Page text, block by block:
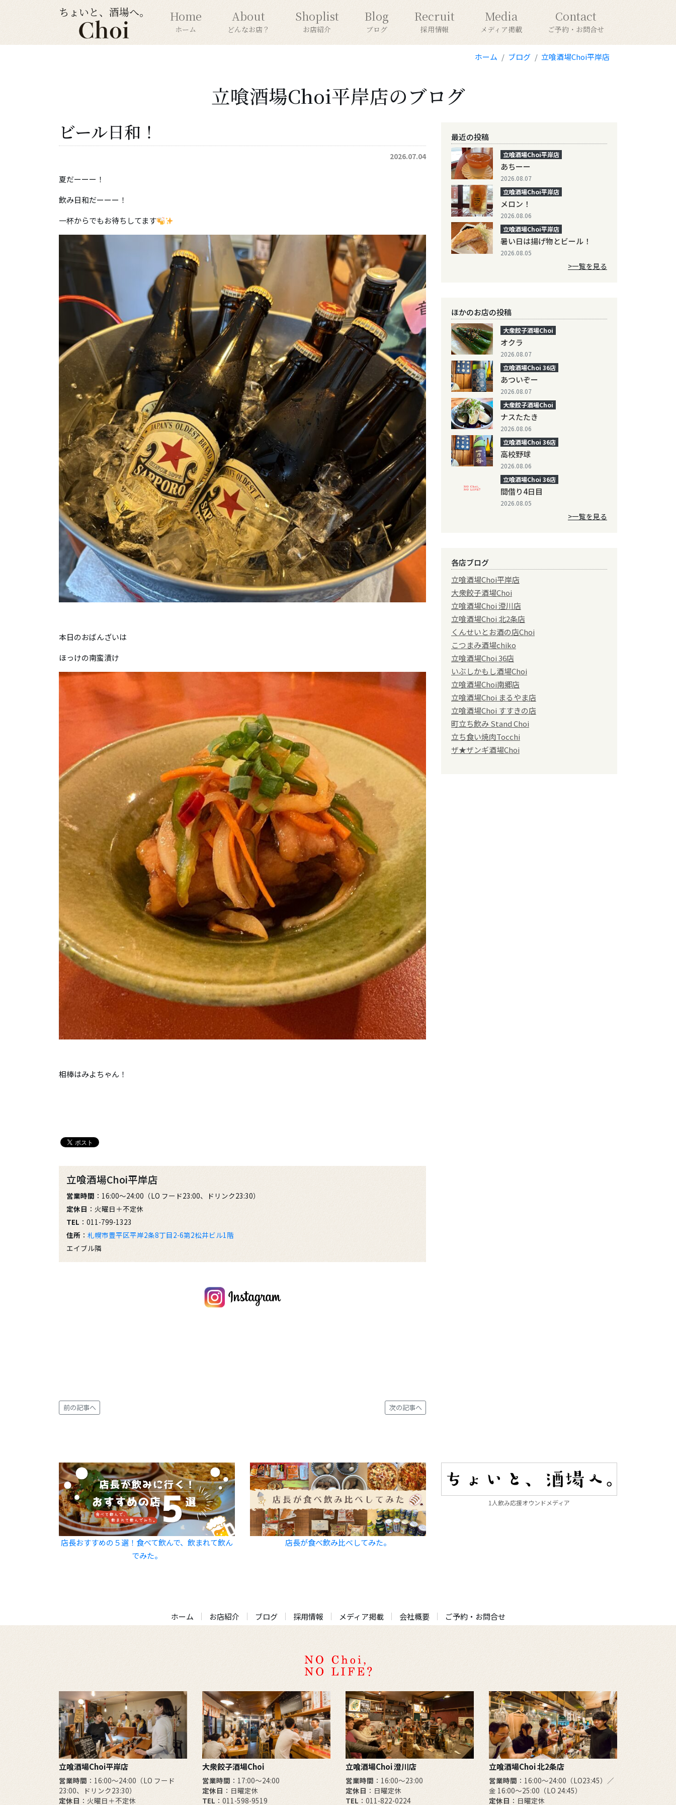
ちょいと、酒場へ。 Home
ホーム
About
どんなお店？
Shoplist
お店紹介
Blog
ブログ
Recruit
採用情報
Media
メディア掲載
Contact
ご予約・お問合せ
ホーム ブログ 立喰酒場Choi平岸店
立喰酒場Choi平岸店のブログ
ビール日和！
2026.07.04
夏だーーー！
飲み日和だーーー！
一杯からでもお待ちしてます
本日のおばんざいは
ほっけの南蛮漬け
相棒はみよちゃん！
立喰酒場Choi平岸店
営業時間 ：16:00～24:00（LO フード23:00、ドリンク23:30）
定休日 ：火曜日＋不定休
TEL ：011-799-1323
住所 ： 札幌市豊平区平岸2条8丁目2-6第2松井ビル1階
エイブル隣
前の記事へ 次の記事へ
最近の投稿
立喰酒場Choi平岸店
あちーー
2026.08.07
立喰酒場Choi平岸店
メロン！
2026.08.06
立喰酒場Choi平岸店
暑い日は揚げ物とビール！
2026.08.05
>一覧を見る
ほかのお店の投稿
大衆餃子酒場Choi
オクラ
2026.08.07
立喰酒場Choi 36店
あついぞー
2026.08.07
大衆餃子酒場Choi
ナスたたき
2026.08.06
立喰酒場Choi 36店
高校野球
2026.08.06
立喰酒場Choi 36店
間借り4日目
2026.08.05
>一覧を見る
各店ブログ
立喰酒場Choi平岸店
大衆餃子酒場Choi
立喰酒場Choi 澄川店
立喰酒場Choi 北2条店
くんせいとお酒の店Choi
こつまみ酒場chiko
立喰酒場Choi 36店
いぶしかもし酒場Choi
立喰酒場Choi南郷店
立喰酒場Choi まるやま店
立喰酒場Choi すすきの店
町立ち飲み Stand Choi
立ち食い焼肉Tocchi
ザ★ザンギ酒場Choi
店長おすすめの５選！食べて飲んで、飲まれて飲ん
でみた。
店長が食べ飲み比べしてみた。
1人飲み応援オウンドメディア
ホーム お店紹介 ブログ 採用情報 メディア掲載 会社概要 ご予約・お問合せ
立喰酒場Choi平岸店
営業時間 ：16:00～24:00（LO フード
23:00、ドリンク23:30）
定休日 ：火曜日＋不定休
大衆餃子酒場Choi
営業時間 ：17:00～24:00
定休日 ：日曜定休
TEL ：011-598-9519
立喰酒場Choi 澄川店
営業時間 ：16:00～23:00
定休日 ：日曜定休
TEL ：011-822-0224
立喰酒場Choi 北2条店
営業時間 ：16:00～24:00（LO23:45）／
金 16:00～25:00（LO 24:45）
定休日 ：日曜定休